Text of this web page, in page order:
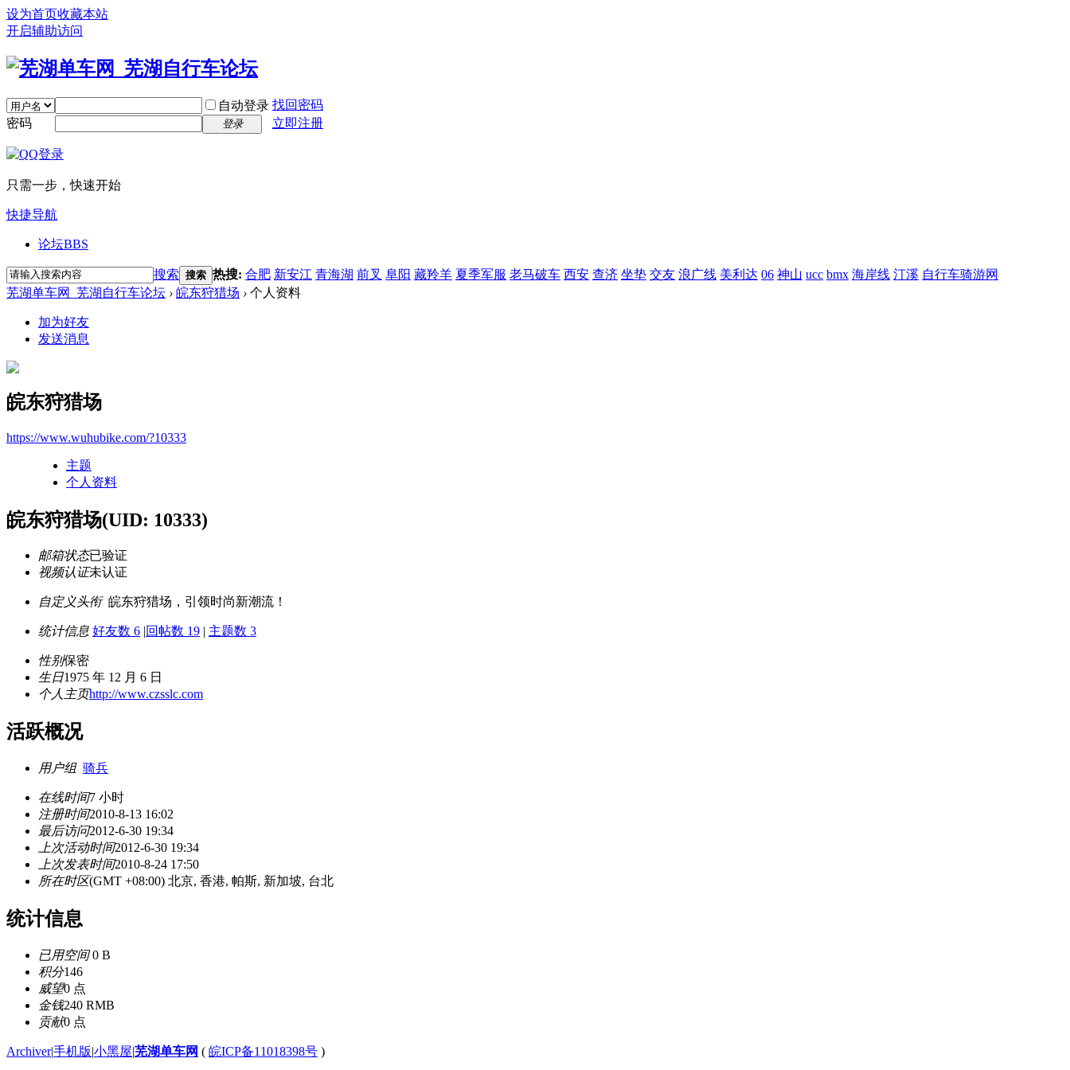
设为首页收藏本站
开启辅助访问
自动登录 找回密码
密码
登录 立即注册
只需一步，快速开始
快捷导航
论坛BBS
搜索 搜索 热搜: 合肥 新安江 青海湖 前叉 阜阳 藏羚羊 夏季军服 老马破车 西安 查济 坐垫 交友 浪广线 美利达 06 神山 ucc bmx 海岸线 汀溪 自行车骑游网
芜湖单车网_芜湖自行车论坛 › 皖东狩猎场 › 个人资料
加为好友
发送消息
皖东狩猎场
https://www.wuhubike.com/?10333
主题
个人资料
皖东狩猎场(UID: 10333)
邮箱状态已验证
视频认证未认证
自定义头衔 皖东狩猎场，引领时尚新潮流！
统计信息 好友数 6 |回帖数 19 | 主题数 3
性别保密
生日1975 年 12 月 6 日
个人主页http://www.czsslc.com
活跃概况
用户组 骑兵
在线时间7 小时
注册时间2010-8-13 16:02
最后访问2012-6-30 19:34
上次活动时间2012-6-30 19:34
上次发表时间2010-8-24 17:50
所在时区(GMT +08:00) 北京, 香港, 帕斯, 新加坡, 台北
统计信息
已用空间0 B
积分146
威望0 点
金钱240 RMB
贡献0 点
Archiver|手机版|小黑屋|芜湖单车网 ( 皖ICP备11018398号 )